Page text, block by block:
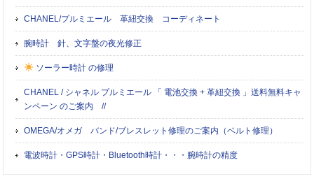
CHANEL/プルミエール 革紐交換 コーディネート
腕時計 針、文字盤の夜光修正
ソーラー時計 の修理
CHANEL / シャネル プルミエール 「 電池交換 + 革紐交換 」送料無料キャ
ンペーン のご案内 //
OMEGA/オメガ バンド/ブレスレット修理のご案内（ベルト修理）
電波時計・GPS時計・Bluetooth時計・・・腕時計の精度